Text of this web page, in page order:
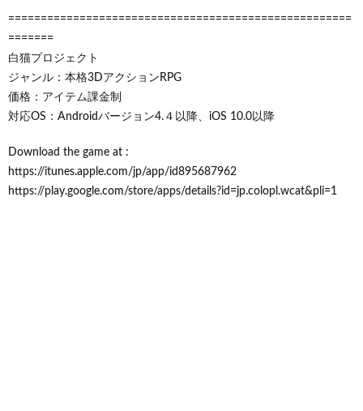
=====================================================
=======
白猫プロジェクト
ジャンル：本格3DアクションRPG
価格：アイテム課金制
対応OS：Androidバージョン4.４以降、iOS 10.0以降
Download the game at :
https://itunes.apple.com/jp/app/id895687962
https://play.google.com/store/apps/details?id=jp.colopl.wcat&pli=1